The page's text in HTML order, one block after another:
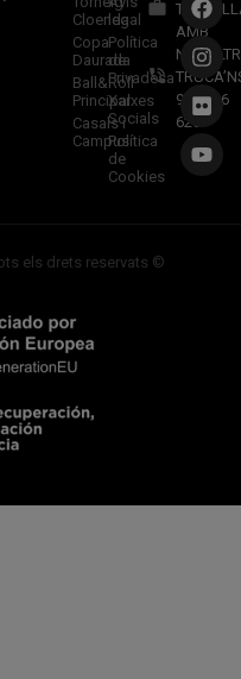
Cloenda
Copa
Daurada
Ball&Roll
Principal
Casals i
Campus
legal
Política
de
Privadesa
Xarxes
Socials
Política
de
Cookies
AMB
933 966
620
els drets reservats ©